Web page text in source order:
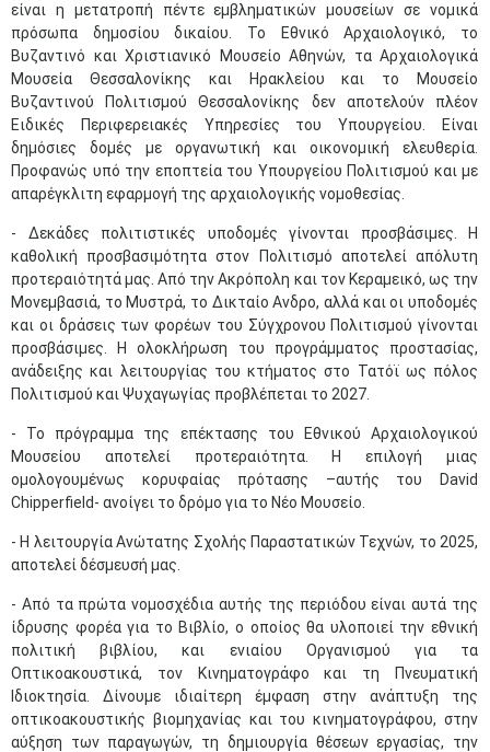
είναι η μετατροπή πέντε εμβληματικών μουσείων σε νομικά
πρόσωπα δημοσίου δικαίου. Το Εθνικό Αρχαιολογικό, το
Βυζαντινό και Χριστιανικό Μουσείο Αθηνών, τα Αρχαιολογικά
Μουσεία Θεσσαλονίκης και Ηρακλείου και το Μουσείο
Βυζαντινού Πολιτισμού Θεσσαλονίκης δεν αποτελούν πλέον
Ειδικές Περιφερειακές Υπηρεσίες του Υπουργείου. Είναι
δημόσιες δομές με οργανωτική και οικονομική ελευθερία.
Προφανώς υπό την εποπτεία του Υπουργείου Πολιτισμού και με
απαρέγκλιτη εφαρμογή της αρχαιολογικής νομοθεσίας.
- Δεκάδες πολιτιστικές υποδομές γίνονται προσβάσιμες. Η
καθολική προσβασιμότητα στον Πολιτισμό αποτελεί απόλυτη
προτεραιότητά μας. Από την Ακρόπολη και τον Κεραμεικό, ως την
Μονεμβασιά, το Μυστρά, το Δικταίο Ανδρο, αλλά και οι υποδομές
και οι δράσεις των φορέων του Σύγχρονου Πολιτισμού γίνονται
προσβάσιμες. Η ολοκλήρωση του προγράμματος προστασίας,
ανάδειξης και λειτουργίας του κτήματος στο Τατόϊ ως πόλος
Πολιτισμού και Ψυχαγωγίας προβλέπεται το 2027.
- Το πρόγραμμα της επέκτασης του Εθνικού Αρχαιολογικού
Μουσείου αποτελεί προτεραιότητα. Η επιλογή μιας
ομολογουμένως κορυφαίας πρότασης –αυτής του David
Chipperfield- ανοίγει το δρόμο για το Νέο Μουσείο.
- Η λειτουργία Ανώτατης Σχολής Παραστατικών Τεχνών, το 2025,
αποτελεί δέσμευσή μας.
- Από τα πρώτα νομοσχέδια αυτής της περιόδου είναι αυτά της
ίδρυσης φορέα για το Βιβλίο, ο οποίος θα υλοποιεί την εθνική
πολιτική βιβλίου, και ενιαίου Οργανισμού για τα
Οπτικοακουστικά, τον Κινηματογράφο και τη Πνευματική
Ιδιοκτησία. Δίνουμε ιδιαίτερη έμφαση στην ανάπτυξη της
οπτικοακουστικής βιομηχανίας και του κινηματογράφου, στην
αύξηση των παραγωγών, τη δημιουργία θέσεων εργασίας, την